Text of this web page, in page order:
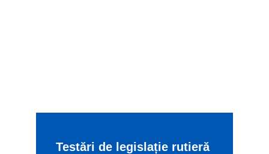
Testări de legislație rutieră